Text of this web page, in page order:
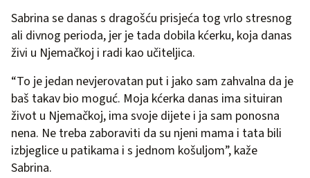
Sabrina se danas s dragošću prisjeća tog vrlo stresnog
ali divnog perioda, jer je tada dobila kćerku, koja danas
živi u Njemačkoj i radi kao učiteljica.
“To je jedan nevjerovatan put i jako sam zahvalna da je
baš takav bio moguć. Moja kćerka danas ima situiran
život u Njemačkoj, ima svoje dijete i ja sam ponosna
nena. Ne treba zaboraviti da su njeni mama i tata bili
izbjeglice u patikama i s jednom košuljom”, kaže
Sabrina.